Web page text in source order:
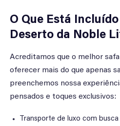
O Que Está
Deserto da Noble
Acreditamos que o melhor
oferecer mais do que apenas
preenchemos nossa
pensados e toques exclusivos:
Transporte de luxo com